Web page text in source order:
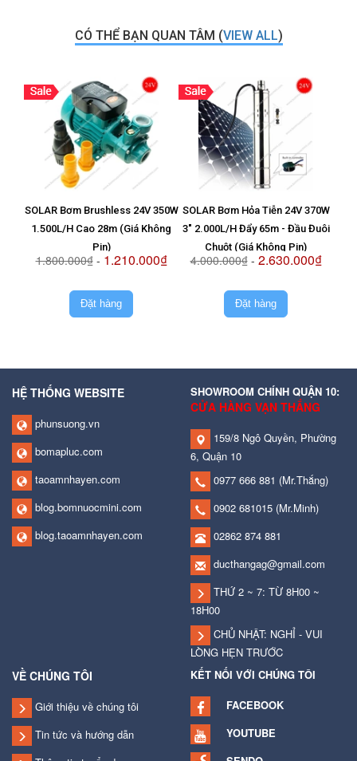
CÓ THỂ BẠN QUAN TÂM (VIEW ALL)
SOLAR Bơm Brushless 24V 350W
1.500L/H Cao 28m (Giá Không
Pin)
1.800.000₫- 1.210.000₫
Đặt hàng
SOLAR Bơm Hỏa Tiễn 24V 370W
3" 2.000L/H Đẩy 65m - Đầu Đuôi
Chuột (Giá Không Pin)
4.000.000₫- 2.630.000₫
Đặt hàng
HỆ THỐNG WEBSITE
phunsuong.vn
bomapluc.com
taoamnhayen.com
blog.bomnuocmini.com
blog.taoamnhayen.com
SHOWROOM CHÍNH QUẬN 10:
CỬA HÀNG VẠN THẮNG
159/8 Ngô Quyền, Phường
6, Quận 10
0977 666 881 (Mr.Thắng)
0902 681015 (Mr.Minh)
02862 874 881
ducthangag@gmail.com
THỨ 2 ~ 7: TỪ 8H00 ~
18H00
CHỦ NHẬT: NGHỈ - VUI
LÒNG HẸN TRƯỚC
VỀ CHÚNG TÔI
Giới thiệu về chúng tôi
Tin tức và hướng dẫn
KẾT NỐI VỚI CHÚNG TÔI
FACEBOOK
YOUTUBE